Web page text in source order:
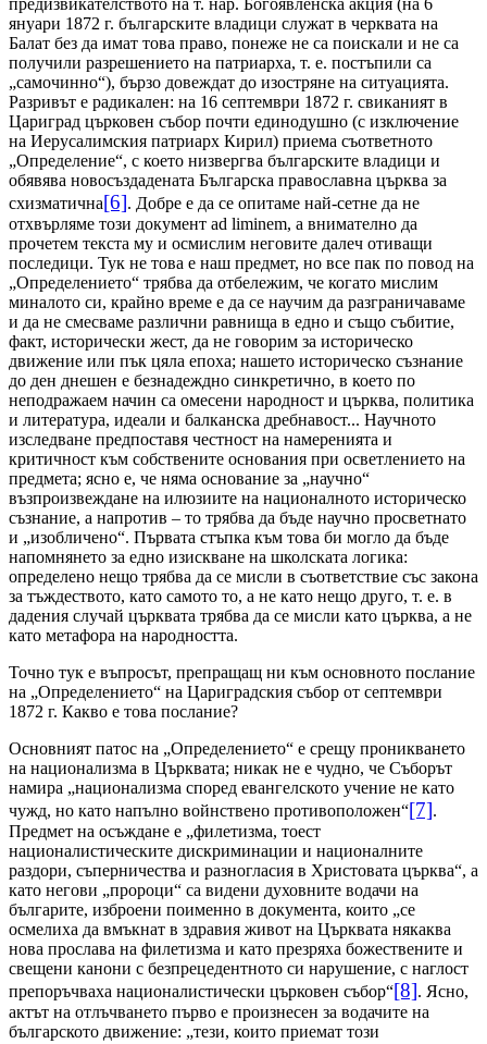
януари 1872 г. българските владици служат в черквата на
Балат без да имат това право, понеже не са поискали и не са
получили разрешението на патриарха, т. е. постъпили са
„самочинно“), бързо довеждат до изостряне на ситуацията.
Разривът е радикален: на 16 септември 1872 г. свиканият в
Цариград църковен събор почти единодушно (с изключение
на Иерусалимския патриарх Кирил) приема съответното
„Определение“, с което низвергва българските владици и
обявява новосъздадената Българска православна църква за
схизматична[6]. Добре е да се опитаме най-сетне да не
отхвърляме този документ ad liminem, а внимателно да
прочетем текста му и осмислим неговите далеч отиващи
последици. Тук не това е наш предмет, но все пак по повод на
„Определението“ трябва да отбележим, че когато мислим
миналото си, крайно време е да се научим да разграничаваме
и да не смесваме различни равнища в едно и също събитие,
факт, исторически жест, да не говорим за историческо
движение или пък цяла епоха; нашето историческо съзнание
до ден днешен е безнадеждно синкретично, в което по
неподражаем начин са омесени народност и църква, политика
и литература, идеали и балканска дребнавост... Научното
изследване предпоставя честност на намеренията и
критичност към собствените основания при осветлението на
предмета; ясно е, че няма основание за „научно“
възпроизвеждане на илюзиите на националното историческо
съзнание, а напротив – то трябва да бъде научно просветнато
и „изобличено“. Първата стъпка към това би могло да бъде
напомнянето за едно изискване на школската логика:
определено нещо трябва да се мисли в съответствие със закона
за тъждеството, като самото то, а не като нещо друго, т. е. в
дадения случай църквата трябва да се мисли като църква, а не
като метафора на народността.
Точно тук е въпросът, препращащ ни към основното послание
на „Определението“ на Цариградския събор от септември
1872 г. Какво е това послание?
Основният патос на „Определението“ е срещу проникването
на национализма в Църквата; никак не е чудно, че Съборът
намира „национализма според евангелското учение не като
чужд, но като напълно войнствено противоположен“[7].
Предмет на осъждане е „филетизма, тоест
националистическите дискриминации и националните
раздори, съперничества и разногласия в Христовата църква“, а
като негови „пророци“ са видени духовните водачи на
българите, изброени поименно в документа, които „се
осмелиха да вмъкнат в здравия живот на Църквата някаква
нова прослава на филетизма и като презряха божествените и
свещени канони с безпрецедентното си нарушение, с наглост
препоръчваха националистически църковен събор“[8]. Ясно,
актът на отлъчването първо е произнесен за водачите на
българското движение: „тези, които приемат този